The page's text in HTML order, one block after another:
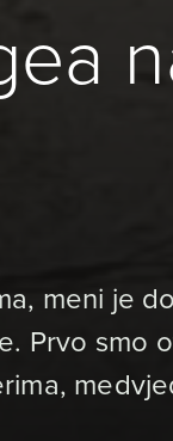
meni je
Prvo smo